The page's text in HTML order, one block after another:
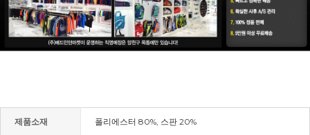
제품소재 폴리에스터 80%, 스판 20%